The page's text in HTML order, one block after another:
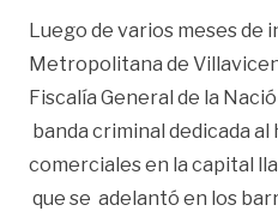
Luego de varios meses de
Metropolitana de
Fiscalía General de la
banda criminal dedicada
comerciales en la capital
que se adelantó en los